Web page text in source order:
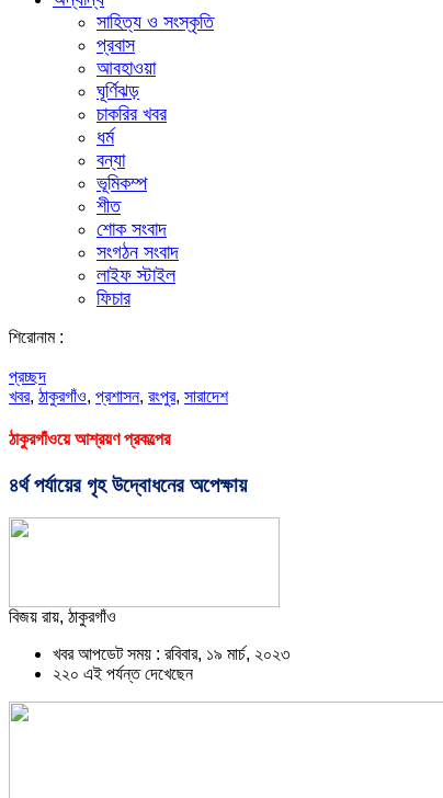
সাহিত্য ও সংস্কৃতি
প্রবাস
আবহাওয়া
ঘূর্ণিঝড়
চাকরির খবর
ধর্ম
বন্যা
ভূমিকম্প
শীত
শোক সংবাদ
সংগঠন সংবাদ
লাইফ স্টাইল
ফিচার
শিরোনাম :
প্রচ্ছদ
খবর, ঠাকুরগাঁও, প্রশাসন, রংপুর, সারাদেশ
ঠাকুরগাঁওয়ে আশ্রয়ণ প্রকল্পের
৪র্থ পর্যায়ের গৃহ উদ্বোধনের অপেক্ষায়
বিজয় রায়, ঠাকুরগাঁও
খবর আপডেট সময় : রবিবার, ১৯ মার্চ, ২০২৩
২২০ এই পর্যন্ত দেখেছেন